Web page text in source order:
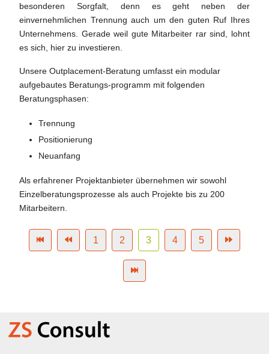
besonderen Sorgfalt, denn es geht neben der
einvernehmlichen Trennung auch um den guten Ruf Ihres
Unternehmens. Gerade weil gute Mitarbeiter rar sind, lohnt
es sich, hier zu investieren.
Unsere Outplacement-Beratung umfasst ein modular
aufgebautes Beratungs-programm mit folgenden
Beratungsphasen:
Trennung
Positionierung
Neuanfang
Als erfahrener Projektanbieter übernehmen wir sowohl
Einzelberatungsprozesse als auch Projekte bis zu 200
Mitarbeitern.
1 2 3 4 5